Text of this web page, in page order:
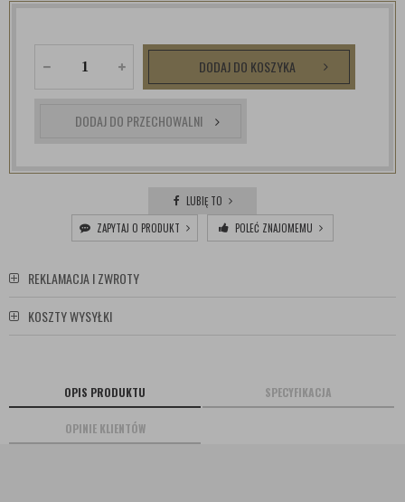
DODAJ DO KOSZYKA
DODAJ DO PRZECHOWALNI
LUBIĘ TO
ZAPYTAJ O PRODUKT
POLEĆ ZNAJOMEMU
REKLAMACJA I ZWROTY
KOSZTY WYSYŁKI
OPIS PRODUKTU SPECYFIKACJA
OPINIE KLIENTÓW